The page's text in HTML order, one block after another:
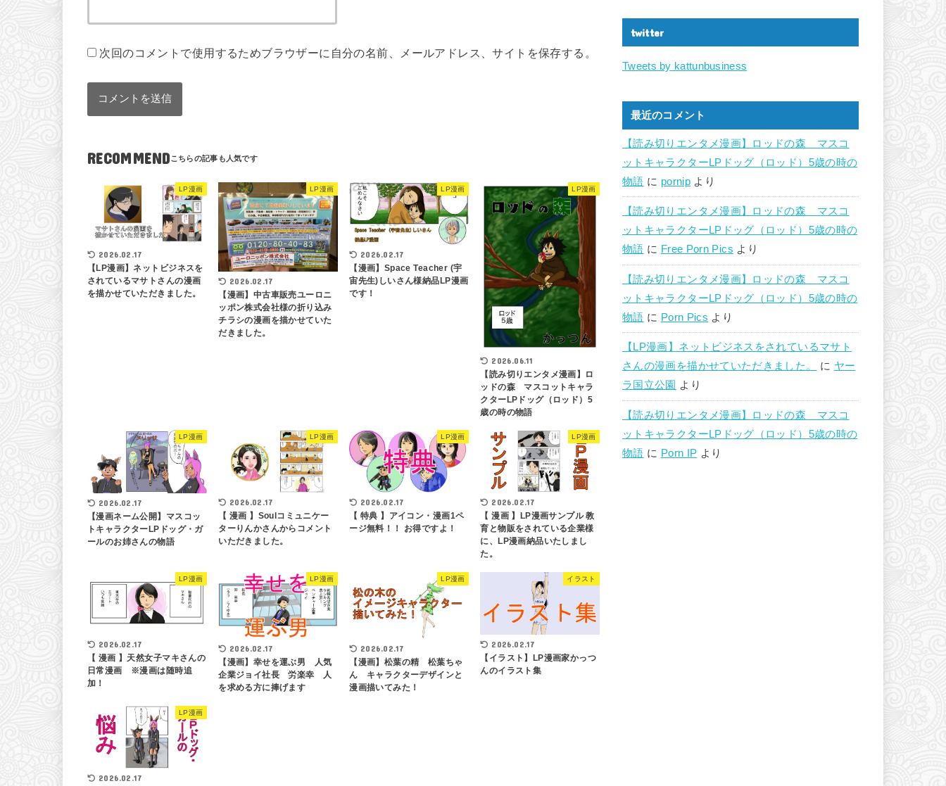
次回のコメントで使用するためブラウザーに自分の名前、メールアドレス、サイトを保存する。
RECOMMEND
LP漫画
2026.02.17
【LP漫画】ネットビジネスを
されているマサトさんの漫画
を描かせていただきました。
LP漫画
2026.02.17
【漫画】中古車販売ユーロニ
ッポン株式会社様の折り込み
チラシの漫画を描かせていた
だきました。
LP漫画
2026.02.17
【漫画】Space Teacher (宇
宙先生)しいさん様納品LP漫画
です！
LP漫画
2026.06.11
【読み切りエンタメ漫画】ロ
ッドの森 マスコットキャラ
クターLPドッグ（ロッド）5
歳の時の物語
LP漫画
2026.02.17
【漫画ネーム公開】マスコッ
トキャラクターLPドッグ・ガ
ールのお姉さんの物語
LP漫画
2026.02.17
【 漫画 】Soulコミュニケー
ターりんかさんからコメント
いただきました。
LP漫画
2026.02.17
【 特典 】アイコン・漫画1ペ
ージ無料！！ お得ですよ！
LP漫画
2026.02.17
【 漫画 】LP漫画サンプル 教
育と物販をされている企業様
に、LP漫画納品いたしまし
た。
LP漫画
2026.02.17
【 漫画 】天然女子マキさんの
日常漫画 ※漫画は随時追
加！
LP漫画
2026.02.17
【漫画】幸せを運ぶ男 人気
企業ジョイ社長 労楽幸 人
を求める方に捧げます
LP漫画
2026.02.17
【漫画】松葉の精 松葉ちゃ
ん キャラクターデザインと
漫画描いてみた！
イラスト
2026.02.17
【イラスト】LP漫画家かっつ
んのイラスト集
LP漫画
2026.02.17
twitter
Tweets by kattunbusiness
最近のコメント
【読み切りエンタメ漫画】ロッドの森 マスコ
ットキャラクターLPドッグ（ロッド）5歳の時の
物語 に pornip より
【読み切りエンタメ漫画】ロッドの森 マスコ
ットキャラクターLPドッグ（ロッド）5歳の時の
物語 に Free Porn Pics より
【読み切りエンタメ漫画】ロッドの森 マスコ
ットキャラクターLPドッグ（ロッド）5歳の時の
物語 に Porn Pics より
【LP漫画】ネットビジネスをされているマサト
さんの漫画を描かせていただきました。
に ヤー
ラ国立公園
より
【読み切りエンタメ漫画】ロッドの森 マスコ
ットキャラクターLPドッグ（ロッド）5歳の時の
物語 に Porn IP より